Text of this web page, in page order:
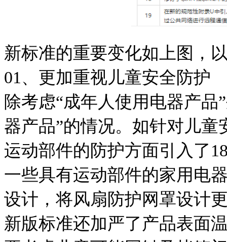
新标准的重要变化如上图，
01、更加重视儿童安全防护
除考虑“成年人使用电器产
器产品”的情况。如针对儿
运动部件的防护方面引入了
一些具有运动部件的家用电
设计，将风扇防护网罩设计
新版标准还加严了产品表面